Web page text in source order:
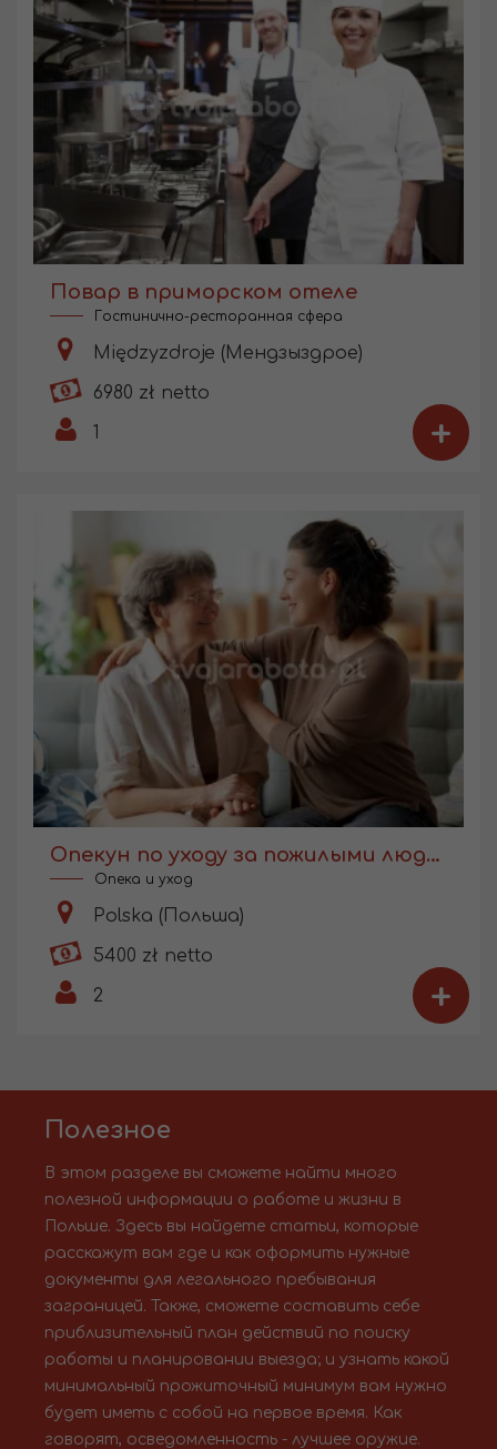
Повар в приморском отеле
Гостинично-ресторанная сфера
Międzyzdroje (Мендзыздрое)
6980 zł netto
+
Опекун по уходу за пожилыми людьми
Опека и уход
Polska (Польша)
5400 zł netto
2
+
Полезное
В этом разделе вы сможете найти много
полезной информации о работе и жизни в
Польше. Здесь вы найдете статьи, которые
расскажут вам где и как оформить нужные
документы для легального пребывания
заграницей. Также, сможете составить себе
приблизительный план действий по поиску
работы и планировании выезда; и узнать какой
минимальный прожиточный минимум вам нужно
будет иметь с собой на первое время. Как
говорят, осведомленность - лучшее оружие.